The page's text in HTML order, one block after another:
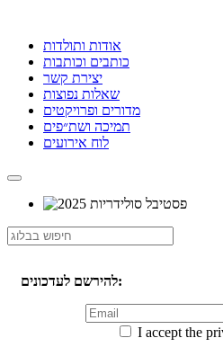
אודות ותולדות
כותבים וכותבות
יצירת קשר
שאלות נפוצות
מדורים ופרויקטים
תמיכה ושת״פים
לוח אירועים
להירשם לעדכונים:
I accept the